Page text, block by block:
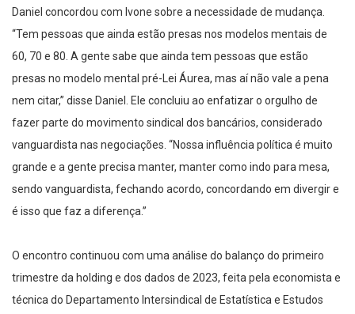
Daniel concordou com Ivone sobre a necessidade de mudança.
“Tem pessoas que ainda estão presas nos modelos mentais de
60, 70 e 80. A gente sabe que ainda tem pessoas que estão
presas no modelo mental pré-Lei Áurea, mas aí não vale a pena
nem citar,” disse Daniel. Ele concluiu ao enfatizar o orgulho de
fazer parte do movimento sindical dos bancários, considerado
vanguardista nas negociações. “Nossa influência política é muito
grande e a gente precisa manter, manter como indo para mesa,
sendo vanguardista, fechando acordo, concordando em divergir e
é isso que faz a diferença.”
O encontro continuou com uma análise do balanço do primeiro
trimestre da holding e dos dados de 2023, feita pela economista e
técnica do Departamento Intersindical de Estatística e Estudos